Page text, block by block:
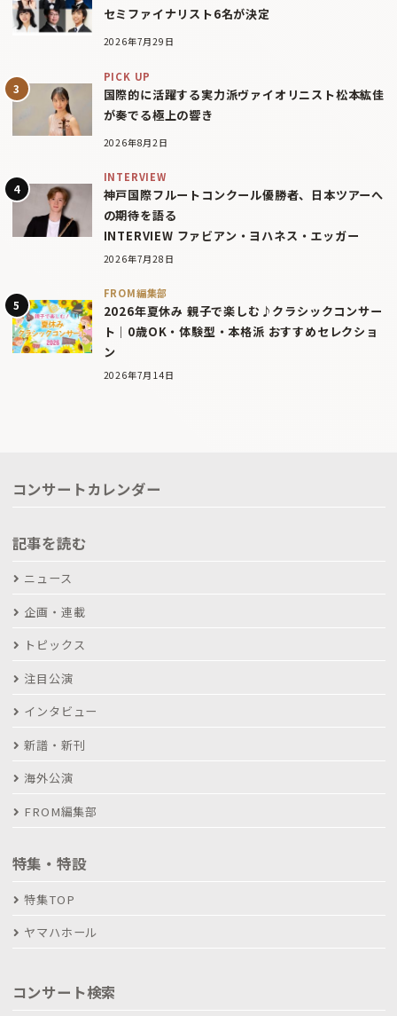
セミファイナリスト6名が決定
2026年7月29日
PICK UP
国際的に活躍する実力派ヴァイオリニスト松本紘佳
が奏でる極上の響き
2026年8月2日
INTERVIEW
神戸国際フルートコンクール優勝者、日本ツアーへ
の期待を語る
INTERVIEW ファビアン・ヨハネス・エッガー
2026年7月28日
FROM編集部
2026年夏休み 親子で楽しむ♪クラシックコンサー
ト｜0歳OK・体験型・本格派 おすすめセレクショ
ン
2026年7月14日
コンサートカレンダー
記事を読む
ニュース
企画・連載
トピックス
注目公演
インタビュー
新譜・新刊
海外公演
FROM編集部
特集・特設
特集TOP
ヤマハホール
コンサート検索